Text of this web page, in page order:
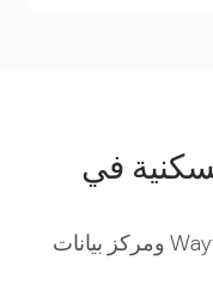
في
ربط أوستل ومابلتون مباشرة بـ Wayfair ومركز بيانات